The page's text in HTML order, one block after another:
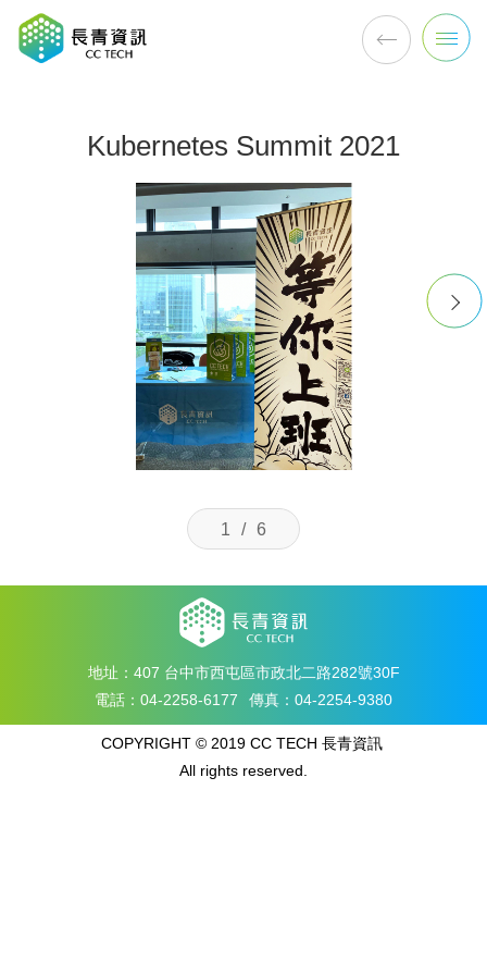
Kubernetes Summit 2021
1 / 6
地址： 407 台中市西屯區市政北二路282號30F
電話：04-2258-6177
傳真：04-2254-9380
COPYRIGHT © 2019 CC TECH 長青資訊
All rights reserved.